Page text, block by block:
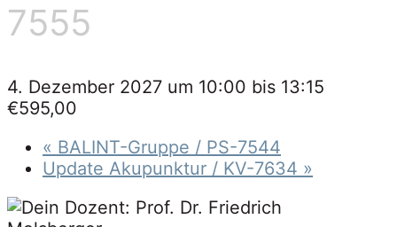
7555
4. Dezember 2027 um 10:00 bis 13:15
€595,00
« BALINT-Gruppe / PS-7544
Update Akupunktur / KV-7634 »